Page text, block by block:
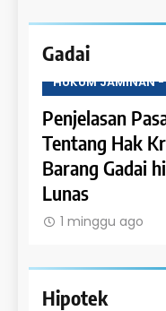
Gadai
HUKUM JAMINAN
Penjelasan
Tentang Hak
Barang Gadai
Lunas
1 minggu ago
Hipotek